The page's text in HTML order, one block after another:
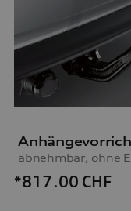
abnehmbar, ohne
*817.00 CHF